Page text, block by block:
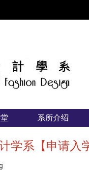
系所介绍
学系【申请入